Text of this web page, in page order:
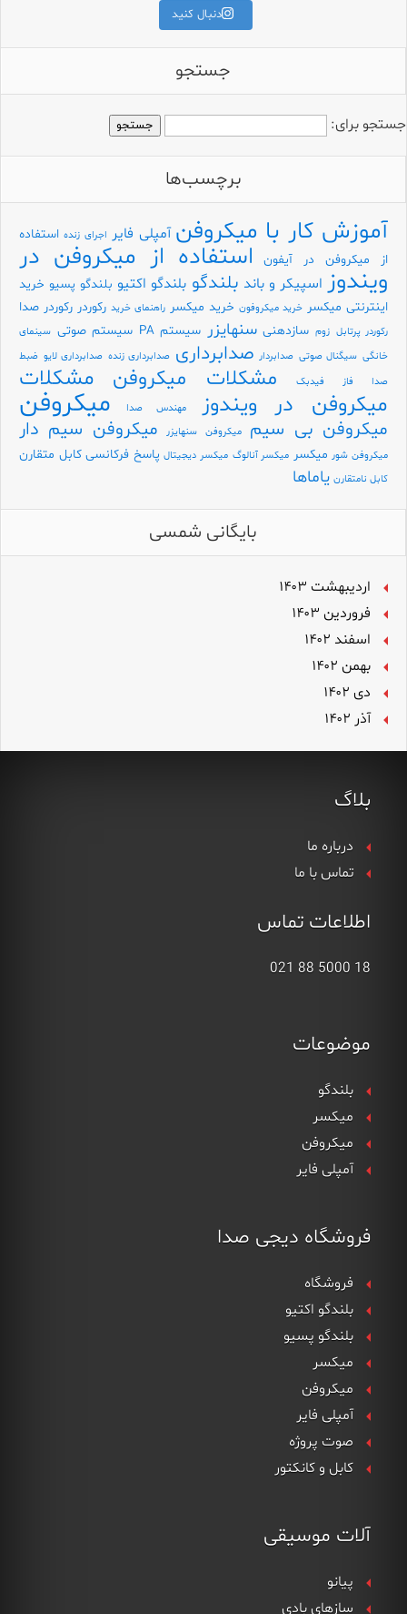
دنبال کنید
جستجو
جستجو برای:
برچسب‌ها
آموزش کار با میکروفن آمپلی فایر اجرای زنده استفاده
از میکروفن در آیفون
استفاده از میکروفن در
ویندوز اسپیکر و باند بلندگو بلندگو اکتیو بلندگو پسیو خرید
اینترنتی میکسر خرید میکروفون خرید میکسر راهنمای خرید رکوردر رکوردر صدا
رکوردر پرتابل زوم سازدهنی سنهایزر سیستم PA سیستم صوتی سینمای
خانگی سیگنال صوتی صدابردار صدابرداری صدابرداری زنده صدابرداری لایو ضبط
صدا
فاز فیدبک مشکلات میکروفن
مشکلات
میکروفن در ویندوز
مهندس صدا میکروفن
میکروفن بی سیم میکروفن سنهایزر میکروفن سیم دار
میکروفن شور میکسر میکسر آنالوگ میکسر دیجیتال پاسخ فرکانسی کابل متقارن
کابل نامتقارن یاماها
بایگانی شمسی
اردیبهشت ۱۴۰۳
فروردین ۱۴۰۳
اسفند ۱۴۰۲
بهمن ۱۴۰۲
دی ۱۴۰۲
آذر ۱۴۰۲
بلاگ
درباره ما
تماس با ما
اطلاعات تماس
18 5000 88 021
موضوعات
بلندگو
میکسر
میکروفن
آمپلی فایر
فروشگاه دیجی صدا
فروشگاه
بلندگو اکتیو
بلندگو پسیو
میکسر
میکروفن
آمپلی فایر
صوت پروژه
کابل و کانکتور
آلات موسیقی
پیانو
سازهای بادی